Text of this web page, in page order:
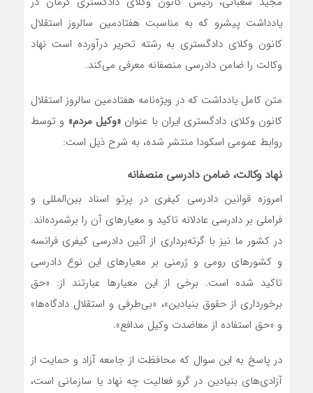
یادداشت پیشرو که به مناسبت هفتادمین سالروز استقلال
کانون وکلای دادگستری به رشته تحریر درآورده است نهاد
وکالت را ضامن دادرسی منصفانه معرفی می‌کند.
متن کامل یادداشت که در ویژه‌نامه هفتادمین سالروز استقلال
کانون وکلای دادگستری ایران با عنوان «وکیل مردم» و توسط
روابط عمومی اسکودا منتشر شده، به شرح ذیل است:
نهاد وکالت، ضامن دادرسی منصفانه
امروزه قوانین دادرسی کیفری در پرتو اسناد بین‌المللی و
فراملی بر دادرسی عادلانه تاکید و معیارهای آن را برشمرده‌اند.
در کشور ما نیز با گرته‌برداری از آئین دادرسی کیفری فرانسه
و کشورهای رومی و ژرمنی بر معیارهای این نوع دادرسی
تاکید شده ‌است. برخی از این معیارها عبارتند از: «حق
برخورداری از حقوق بنیادین»، «بی‌طرفی و استقلال دادگاه‌ها»
و «حق استفاده ‌از معاضدت وکیل مدافع».
در پاسخ به ‌این سوال که محافظت از جامعه‌ آزاد و حمایت از
آزادی‌های بنیادین در گرو فعالیت چه نهاد یا سازمانی است،